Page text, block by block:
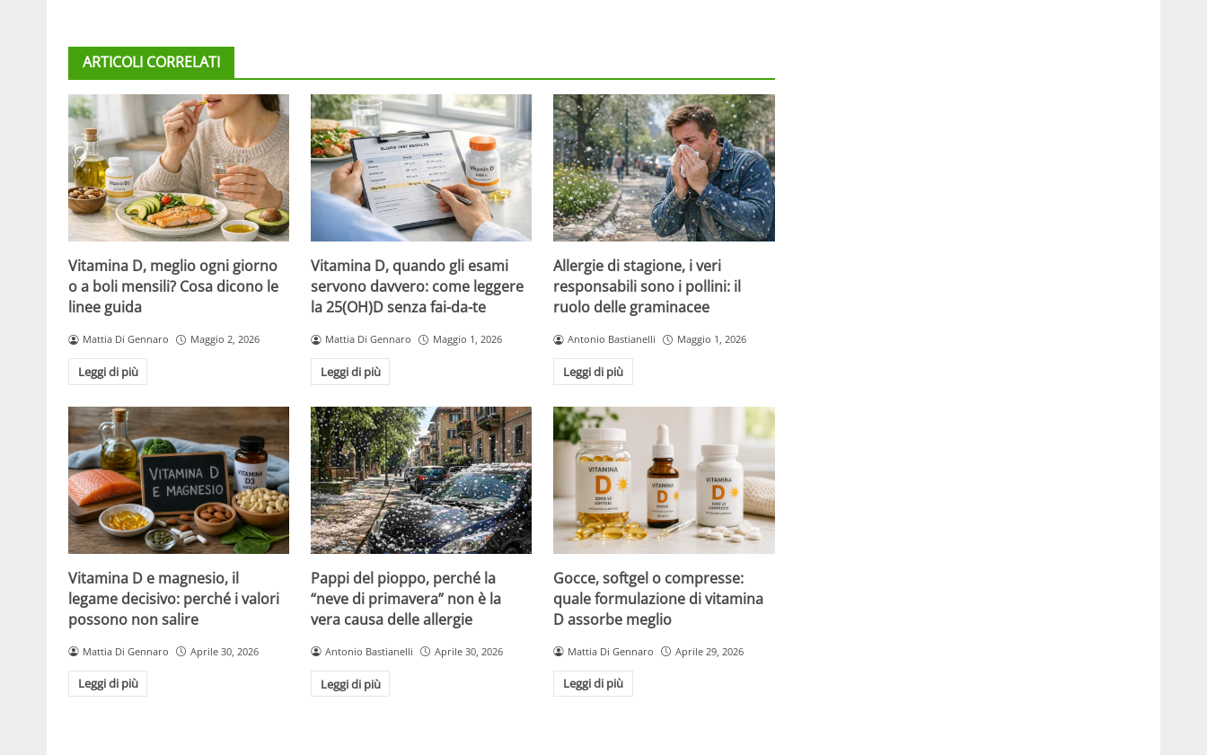
ARTICOLI CORRELATI
Vitamina D, meglio ogni giorno
o a boli mensili? Cosa dicono le
linee guida
Mattia Di Gennaro Maggio 2, 2026
Leggi di più
Vitamina D, quando gli esami
servono davvero: come leggere
la 25(OH)D senza fai-da-te
Mattia Di Gennaro Maggio 1, 2026
Leggi di più
Allergie di stagione, i veri
responsabili sono i pollini: il
ruolo delle graminacee
Antonio Bastianelli Maggio 1, 2026
Leggi di più
Vitamina D e magnesio, il
legame decisivo: perché i valori
possono non salire
Mattia Di Gennaro Aprile 30, 2026
Leggi di più
Pappi del pioppo, perché la
“neve di primavera” non è la
vera causa delle allergie
Antonio Bastianelli Aprile 30, 2026
Leggi di più
Gocce, softgel o compresse:
quale formulazione di vitamina
D assorbe meglio
Mattia Di Gennaro Aprile 29, 2026
Leggi di più